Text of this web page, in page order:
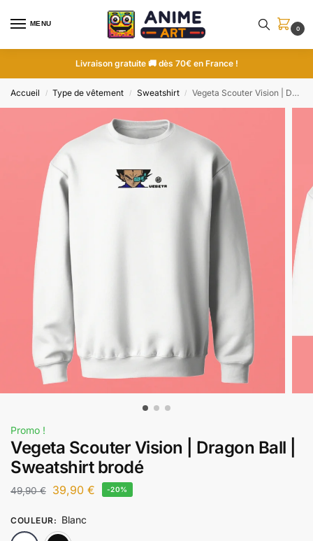
MENU
0
Livraison gratuite 🚚 dès 70€ en France !
Accueil / Type de vêtement / Sweatshirt / Vegeta Scouter Vision | Dragon Ball | Sweatshirt brodé
Promo !
Vegeta Scouter Vision | Dragon Ball |
Sweatshirt brodé
49,90€ 39,90 € -20%
COULEUR: Blanc